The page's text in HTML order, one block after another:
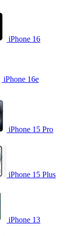
iPhone 16
iPhone 16e
iPhone 15 Pro
iPhone 15 Plus
iPhone 13